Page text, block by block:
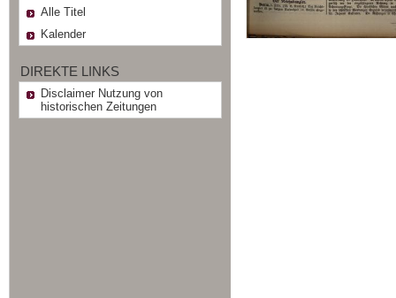
Alle Titel
Kalender
DIREKTE LINKS
Disclaimer Nutzung von
historischen Zeitungen